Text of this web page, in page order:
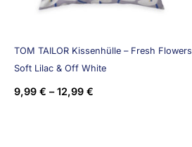
TOM TAILOR Kissenhülle – Fresh Flowers
Soft Lilac & Off White
9,99 € –12,99 €